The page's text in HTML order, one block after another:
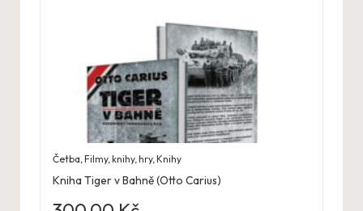
Četba ,Filmy, knihy, hry,Knihy
Kniha Tiger v Bahně (Otto Carius)